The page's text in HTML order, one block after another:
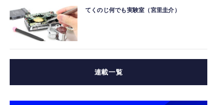
てくのじ何でも実験室（宮里圭介）
連載一覧